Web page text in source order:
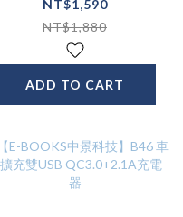
NT$1,590
NT$1,880
ADD TO CART